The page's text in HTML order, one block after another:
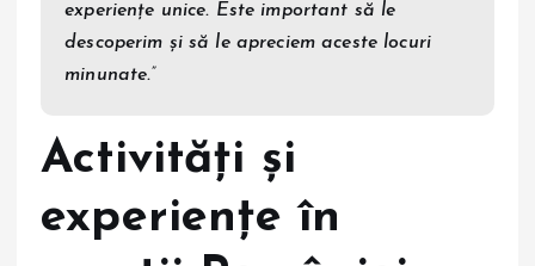
experiențe unice. Este important să le
descoperim și să le apreciem aceste locuri
minunate.”
Activități și
experiențe în